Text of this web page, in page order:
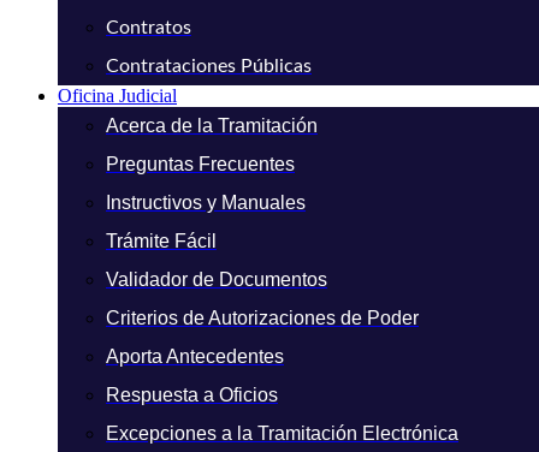
Contratos
Contrataciones Públicas
Oficina Judicial
Acerca de la Tramitación
Preguntas Frecuentes
Instructivos y Manuales
Trámite Fácil
Validador de Documentos
Criterios de Autorizaciones de Poder
Aporta Antecedentes
Respuesta a Oficios
Excepciones a la Tramitación Electrónica